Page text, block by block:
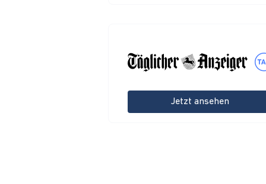
Jetzt ansehen